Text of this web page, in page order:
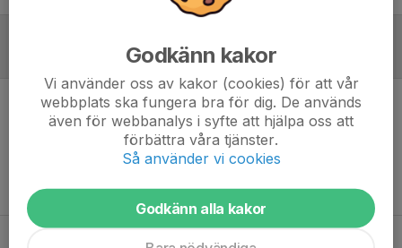
Inget referat skrivet
Godkänn kakor
Vi använder oss av kakor (cookies) för att vår
webbplats ska fungera bra för dig. De används
även för webbanalys i syfte att hjälpa oss att
förbättra våra tjänster.
Så använder vi cookies
Godkänn alla kakor